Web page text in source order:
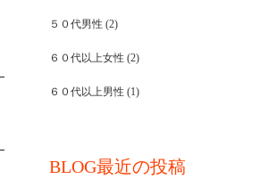
５０代男性 (2)
６０代以上女性 (2)
６０代以上男性 (1)
BLOG最近の投稿